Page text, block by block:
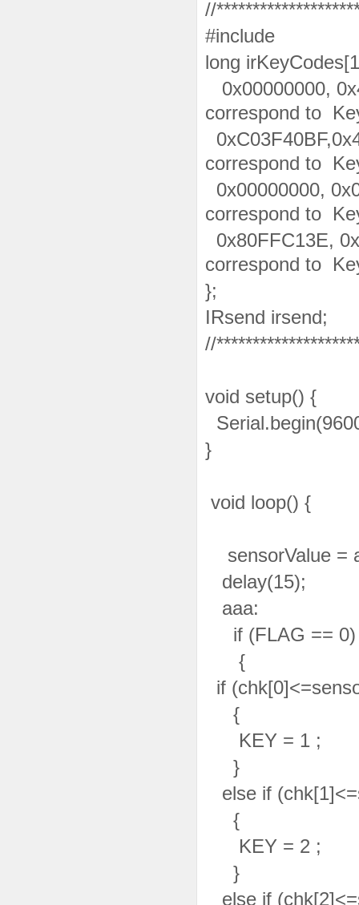
//
#include
long
0x00000000,
correspond to
correspond to
0x00000000,
correspond to
0x80FFC13E,
correspond to
};
IRsend irsend;
//
void setup() {
}
void loop() {
delay(15);
aaa:
if (FLAG == 0)
{
if
{
KEY = 1 ;
}
else if
{
KEY = 2 ;
}
else if